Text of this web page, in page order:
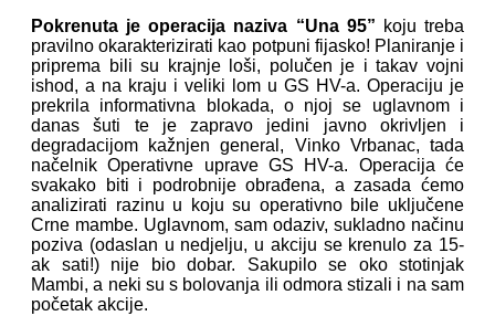
Pokrenuta je operacija naziva “Una 95” koju treba
pravilno okarakterizirati kao potpuni fijasko! Planiranje i
priprema bili su krajnje loši, polučen je i takav vojni
ishod, a na kraju i veliki lom u GS HV-a. Operaciju je
prekrila informativna blokada, o njoj se uglavnom i
danas šuti te je zapravo jedini javno okrivljen i
degradacijom kažnjen general, Vinko Vrbanac, tada
načelnik Operativne uprave GS HV-a. Operacija će
svakako biti i podrobnije obrađena, a zasada ćemo
analizirati razinu u koju su operativno bile uključene
Crne mambe. Uglavnom, sam odaziv, sukladno načinu
poziva (odaslan u nedjelju, u akciju se krenulo za 15-
ak sati!) nije bio dobar. Sakupilo se oko stotinjak
Mambi, a neki su s bolovanja ili odmora stizali i na sam
početak akcije.